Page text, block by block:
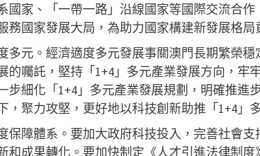
國家、「一帶一路」沿線國家等國際交流合作
務國家發展大局，為助力國家構建新發展格局
多元。經濟適度多元發展事關澳門長期繁榮
的囑託，堅持「1+4」多元產業發展方向，牢
步細化「1+4」多元產業發展規劃，明確推進
，聚力攻堅，更好地以科技創新助推「1+4」
保障體系。要加大政府科技投入，完善社會支
和成果轉化。要加快制定《人才引進法律制度